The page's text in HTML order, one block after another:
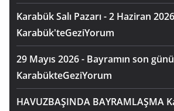
Karabük Salı Pazarı - 2 Haziran
Karabük'teGeziYorum
29 Mayıs 2026 - Bayramın son
KarabükteGeziYorum
HAVUZBAŞINDA BAYRAMLAŞMA